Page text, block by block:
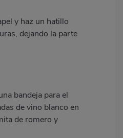
y haz un hatillo
dejando la parte
bandeja para el
de vino blanco en
de romero y